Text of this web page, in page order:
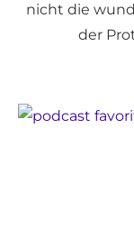
nicht die
der